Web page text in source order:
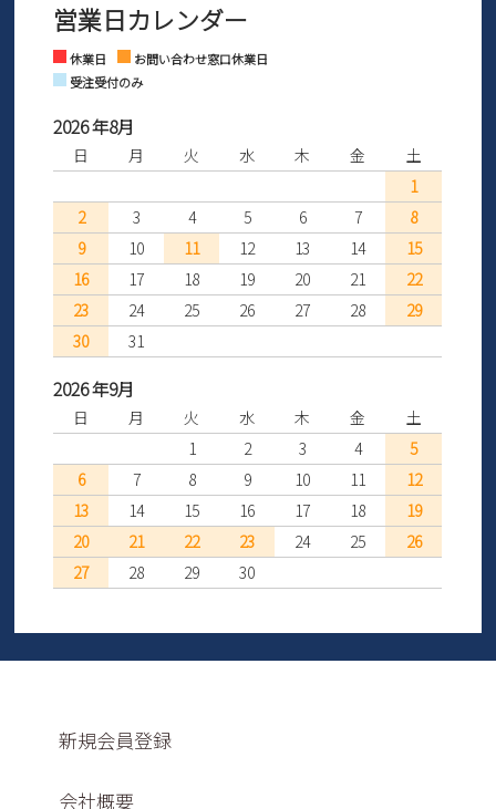
さい。
※土日祝はお問い合わせ窓口休業日となります。
Facebook Instagram
営業日カレンダー
休業日
お問い合わせ窓口休業日
受注受付のみ
2026 年8月
日 月 火 水 木 金
土
1
2
3 4 5 6 7
8
9
10 11 12 13 14
15
16
17 18 19 20 21
22
23
24 25 26 27 28
29
30
31
2026 年9月
日 月 火 水 木 金
土
1
2 3 4
5
6
7 8 9 10 11
12
13
14 15 16 17 18
19
20
21 22 23 24 25
26
27
28 29 30
新規会員登録
会社概要